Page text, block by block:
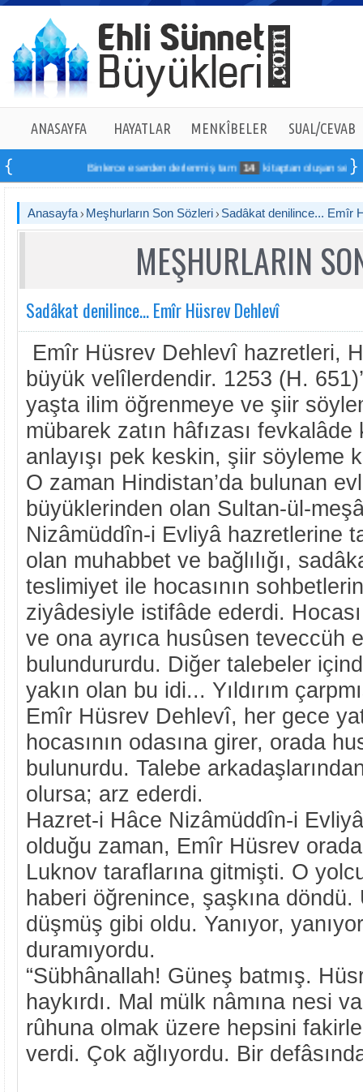
ANASAYFA HAYATLAR MENKÎBELER SUAL/CEVAB
Binlerce eserden derlenmiş tam 14 kitaptan oluşan seti
Anasayfa Meşhurların Son Sözleri Sadâkat denilince... Emîr
MEŞHURLARIN
Sadâkat denilince... Emîr Hüsrev Dehlevî
Emîr Hüsrev Dehlevî hazretleri,
büyük velîlerdendir. 1253 (H.
yaşta ilim öğrenmeye ve şiir
mübarek zatın hâfızası
anlayışı pek keskin, şiir söyleme
O zaman Hindistan’da bulunan
büyüklerinden olan Sultan-ül-
Nizâmüddîn-i Evliyâ hazretlerine
olan muhabbet ve bağlılığı,
teslimiyet ile hocasının
ziyâdesiyle istifâde ederdi.
ve ona ayrıca husûsen teveccüh
bulundururdu. Diğer talebeler
yakın olan bu idi... Yıldırım
Emîr Hüsrev Dehlevî, her gece
hocasının odasına girer, orada
bulunurdu. Talebe
olursa; arz ederdi.
Hazret-i Hâce Nizâmüddîn-i
olduğu zaman, Emîr Hüsrev
Luknov taraflarına gitmişti. O
haberi öğrenince, şaşkına döndü.
düşmüş gibi oldu. Yanıyor,
duramıyordu.
“Sübhânallah! Güneş batmış.
haykırdı. Mal mülk nâmına nesi
rûhuna olmak üzere hepsini
verdi. Çok ağlıyordu. Bir